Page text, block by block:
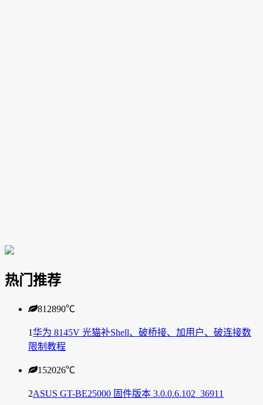
热门推荐
812890℃
1华为 8145V 光猫补Shell、破桥接、加用户、破连接数
限制教程
152026℃
2ASUS GT-BE25000 固件版本 3.0.0.6.102_36911